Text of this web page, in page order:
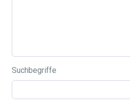
Suchbegriffe